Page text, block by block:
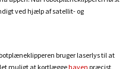
ved hjælp af satellit- og
bruger laserlys til at
muligt at kortlæggehaven præcist,